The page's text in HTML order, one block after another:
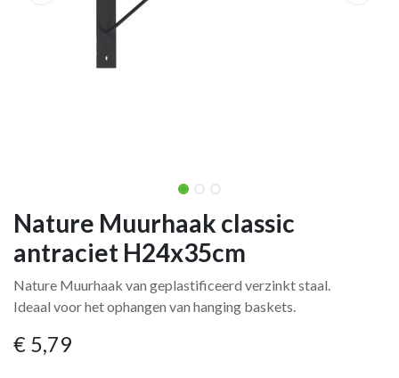
Nature Muurhaak classic
antraciet H24x35cm
Nature Muurhaak van geplastificeerd verzinkt staal.
Ideaal voor het ophangen van hanging baskets.
€ 5,79